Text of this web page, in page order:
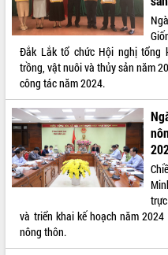
Đắk Lắk tổ chức Hội nghị tổng
trồng, vật nuôi và thủy sản năm
công tác năm 2024.
và triển khai kế hoạch năm
nông thôn.